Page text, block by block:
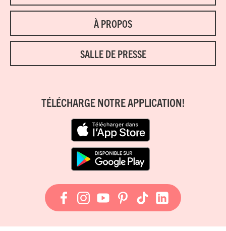
À PROPOS
SALLE DE PRESSE
TÉLÉCHARGE NOTRE APPLICATION!